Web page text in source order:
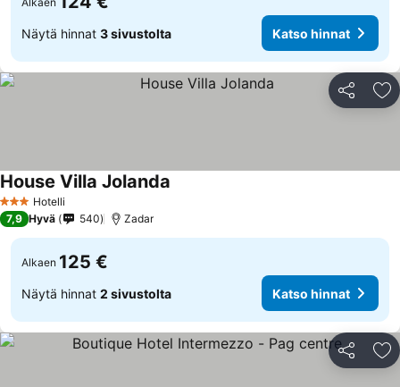
Näytä hinnat 3 sivustolta Katso hinnat
Jaa
3 Tähtiluokitus
Hotelli
House Villa Jolanda
7,9 Hyvä 540 Zadar
Alkaen 125 €
Näytä hinnat 2 sivustolta Katso hinnat
Jaa